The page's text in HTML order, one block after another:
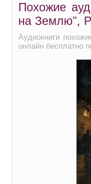
Похожие
на Землю",
Аудиокниги
онлайн бесплатно